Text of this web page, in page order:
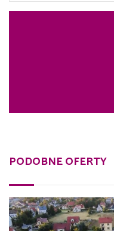
PODOBNE OFERTY